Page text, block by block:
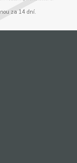
za 14 dní.